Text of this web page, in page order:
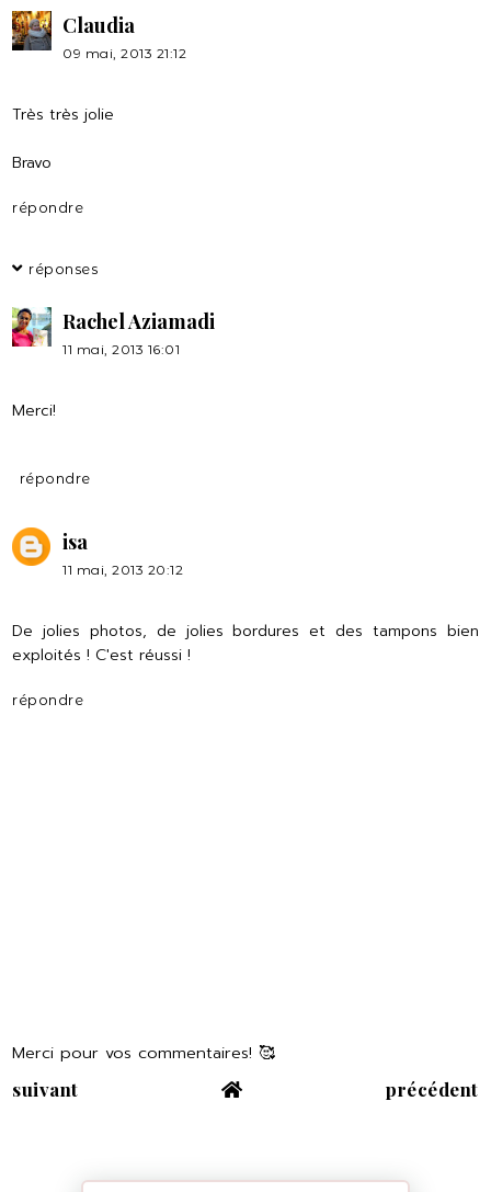
Claudia
09 mai, 2013 21:12
Très très jolie
Bravo
répondre
réponses
Rachel Aziamadi
11 mai, 2013 16:01
Merci!
répondre
isa
11 mai, 2013 20:12
De jolies photos, de jolies bordures et des tampons bien
exploités ! C'est réussi !
répondre
Merci pour vos commentaires! 🥰
suivant
précédent